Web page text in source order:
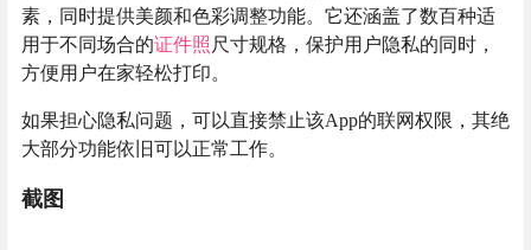
素，同时提供美颜和色彩调整功能。它还涵盖了数百种适
用于不同场合的证件照 尺寸规格，保护用户隐私的同时，
方便用户在家轻松打印。
如果担心隐私问题，可以直接禁止该App的联网权限，其绝
大部分功能依旧可以正常工作。
截图